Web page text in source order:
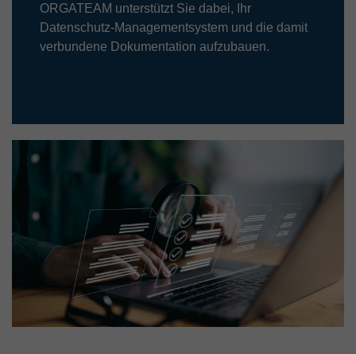
ORGATEAM unterstützt Sie dabei, Ihr
Datenschutz-Managementsystem und die damit
verbundene Dokumentation aufzubauen.